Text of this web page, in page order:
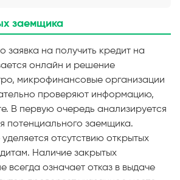
заемщика
заявка на получить кредит на
онлайн и решение
микрофинансовые организации
проверяют информацию,
В первую очередь анализируется
потенциального заемщика.
отсутствию открытых
Наличие закрытых
всегда означает отказ в выдаче